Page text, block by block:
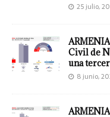
25 julio,
Civil de
una
8 junio,